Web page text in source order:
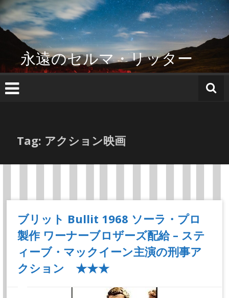
コ
ン
テ
へ
ス
キ
永遠のセルマ・リッター
Tag: アクション映画
ブリット Bullit 1968 ソーラ・プロ
製作 ワーナーブロザーズ配給 – ステ
ィーブ・マックイーン主演の刑事ア
クション ★★★